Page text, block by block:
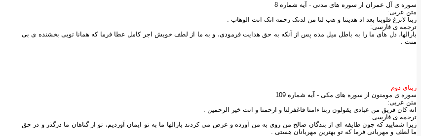
سوره ی آل عمران از سوره های مدنی - آيه شماره 8
متن عربی:
ربنا لاتزغ قلوبنا بعد اذ هديتنا و هب لنا من لدنک رحمه انک انت الوهاب .
ترجمه ی فارسی:
بارالها، دل های ما را به باطل ميل مده پس از آنكه به حق هدايت فرمودی، و به ما از لطف خويش اجر كامل عطا فرما كه همانا تويی بخشنده ی بی
منت .
ربنای دوم
سوره ی مومنون از سوره های مكی - آيه شماره 109
متن عربی:
انه كان فريق من عبادی يقولون ربنا ءامنا فاغفرلنا و ارحمنا و انت خير الرحمين .
ترجمه ی فارسی :
زيرا شماييد كه چون طايفه ای از بندگان صالح من روی به من آورده و عرض می كردند بارالها ما به تو ايمان آورديم، تو از گناهان ما درگذر و در حق
ما لطف و مهربانی فرما كه تو بهترين مهربانان هستی .